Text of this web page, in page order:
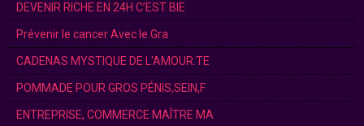
DEVENIR RICHE EN 24H C’EST BIE
Prévenir le cancer Avec le Gra
CADENAS MYSTIQUE DE L'AMOUR.TE
POMMADE POUR GROS PÉNIS,SEIN,F
ENTREPRISE, COMMERCE MAÎTRE MA